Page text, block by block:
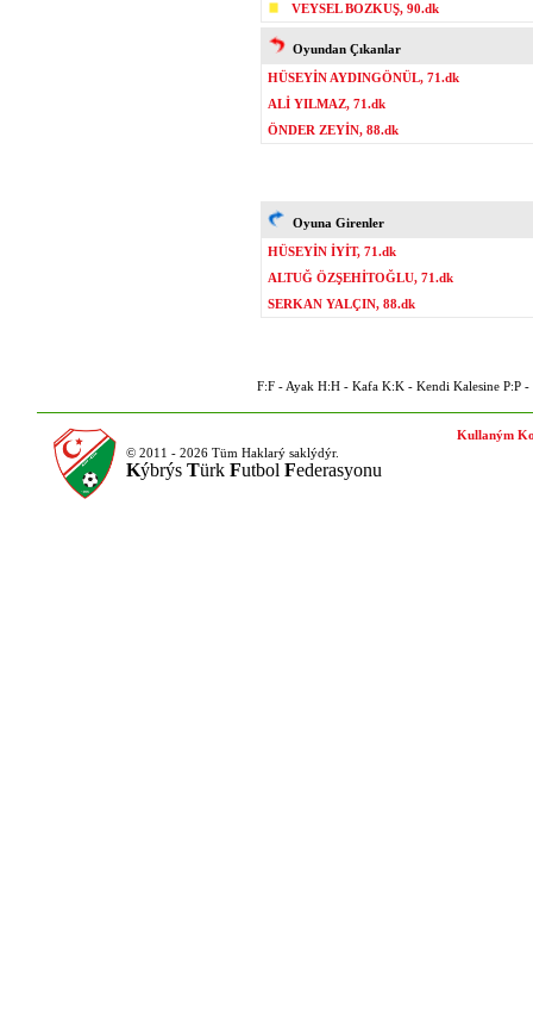
VEYSEL BOZKUŞ, 90.dk
Oyundan Çıkanlar
HÜSEYİN AYDINGÖNÜL, 71.dk
ALİ YILMAZ, 71.dk
ÖNDER ZEYİN, 88.dk
Oyuna Girenler
HÜSEYİN İYİT, 71.dk
ALTUĞ ÖZŞEHİTOĞLU, 71.dk
SERKAN YALÇIN, 88.dk
F:F - Ayak H:H - Kafa K:K - Kendi Kalesine P:P -
© 2011 - 2026 Tüm Haklarý saklýdýr.
Kýbrýs Türk Futbol Federasyonu
Kullaným